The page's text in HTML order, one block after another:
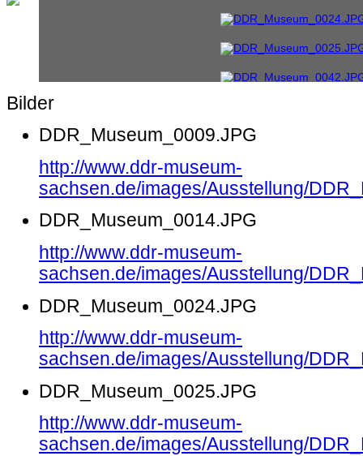
Bilder
DDR_Museum_0009.JPG
http://www.ddr-museum-
sachsen.de/images/Ausstellung/
DDR_Museum_0014.JPG
http://www.ddr-museum-
sachsen.de/images/Ausstellung/
DDR_Museum_0024.JPG
http://www.ddr-museum-
sachsen.de/images/Ausstellung/
DDR_Museum_0025.JPG
http://www.ddr-museum-
sachsen.de/images/Ausstellung/